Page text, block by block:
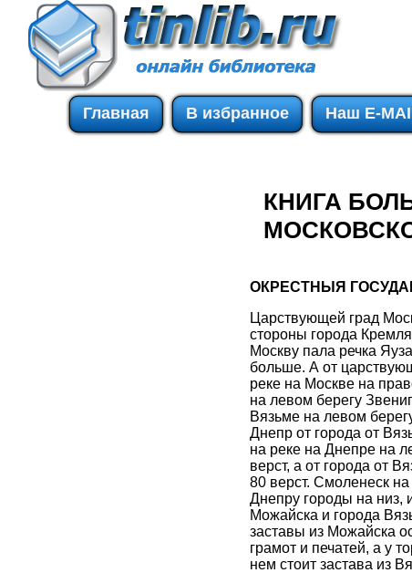
Главная В избранное Наш E-
КНИГА
ОКРЕСТНЫЯ
Царствующей град
стороны города
Москву пала речка
больше. А от
реке на Москве на
на левом берегу
Вязьме на левом
Днепр от города от
на реке на Днепре на
верст, а от города от
80 верст. Смоленеск
Днепру городы на низ,
Можайска и города
заставы из Можайска
грамот и печатей, а у
нем стоит застава из